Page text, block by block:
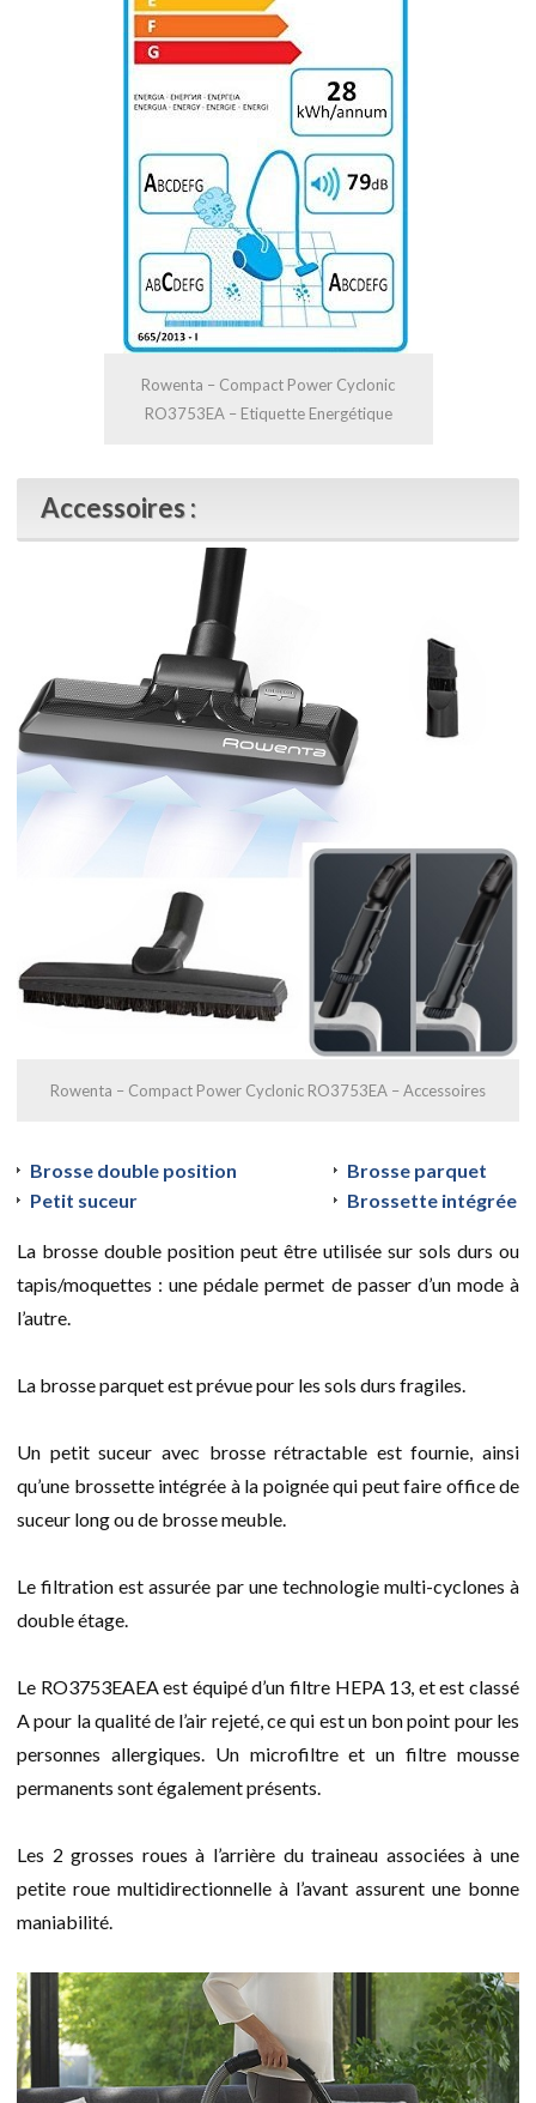
Rowenta – Compact Power Cyclonic
RO3753EA – Etiquette Energétique
Accessoires :
Rowenta – Compact Power Cyclonic RO3753EA – Accessoires
Brosse double position
Brosse parquet
Petit suceur
Brossette intégrée
La brosse double position peut être utilisée sur sols durs ou
tapis/moquettes : une pédale permet de passer d’un mode à
l’autre.
La brosse parquet est prévue pour les sols durs fragiles.
Un petit suceur avec brosse rétractable est fournie, ainsi
qu’une brossette intégrée à la poignée qui peut faire office de
suceur long ou de brosse meuble.
Le filtration est assurée par une technologie multi-cyclones à
double étage.
Le RO3753EAEA est équipé d’un filtre HEPA 13, et est classé
A pour la qualité de l’air rejeté, ce qui est un bon point pour les
personnes allergiques. Un microfiltre et un filtre mousse
permanents sont également présents.
Les 2 grosses roues à l’arrière du traineau associées à une
petite roue multidirectionnelle à l’avant assurent une bonne
maniabilité.